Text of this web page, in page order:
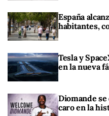
España
habitantes,
Tesla y
en la nueva
Diomande
caro en la